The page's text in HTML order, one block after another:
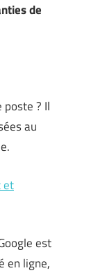
de
? Il
au
et
est
en ligne,